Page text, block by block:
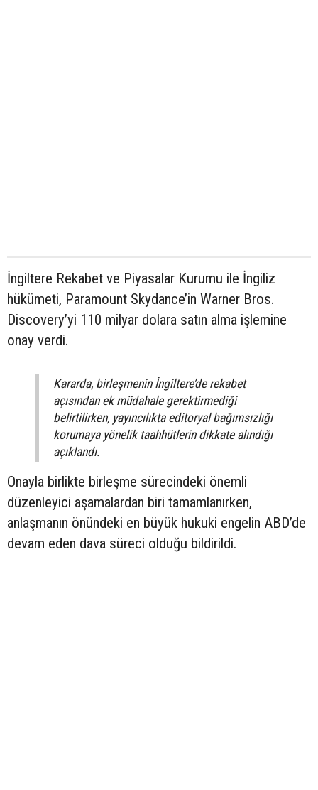
İngiltere Rekabet ve Piyasalar Kurumu ile İngiliz
hükümeti, Paramount Skydance’in Warner Bros.
Discovery’yi 110 milyar dolara satın alma işlemine
onay verdi.
Kararda, birleşmenin İngiltere’de rekabet
açısından ek müdahale gerektirmediği
belirtilirken, yayıncılıkta editoryal bağımsızlığı
korumaya yönelik taahhütlerin dikkate alındığı
açıklandı.
Onayla birlikte birleşme sürecindeki önemli
düzenleyici aşamalardan biri tamamlanırken,
anlaşmanın önündeki en büyük hukuki engelin ABD’de
devam eden dava süreci olduğu bildirildi.